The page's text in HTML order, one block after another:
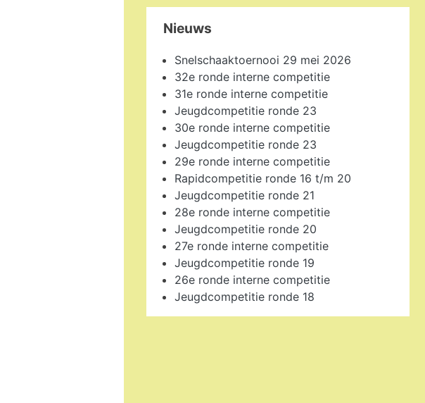
Nieuws
Snelschaaktoernooi 29 mei 2026
32e ronde interne competitie
31e ronde interne competitie
Jeugdcompetitie ronde 23
30e ronde interne competitie
Jeugdcompetitie ronde 23
29e ronde interne competitie
Rapidcompetitie ronde 16 t/m 20
Jeugdcompetitie ronde 21
28e ronde interne competitie
Jeugdcompetitie ronde 20
27e ronde interne competitie
Jeugdcompetitie ronde 19
26e ronde interne competitie
Jeugdcompetitie ronde 18